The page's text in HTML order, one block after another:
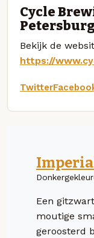
Cycle
Bekijk de
https://
Twitter
Een
moutige
geroosterd